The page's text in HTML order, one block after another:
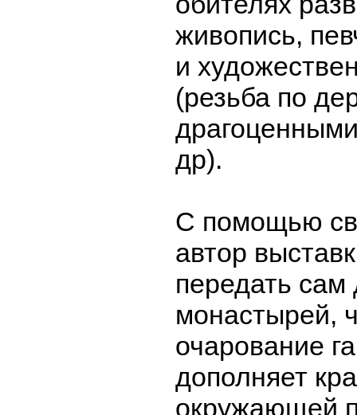
живопись,
и
(резьба по
др).
С помощью
автор
передать сам
монастырей,
очарование
дополняет
окружающей